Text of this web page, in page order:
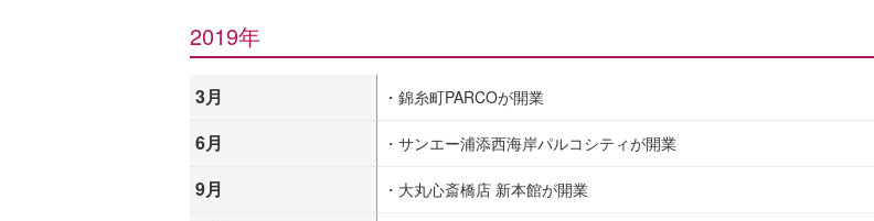
2019年
3月 ・錦糸町PARCOが開業
6月 ・サンエー浦添西海岸パルコシティが開業
9月 ・大丸心斎橋店 新本館が開業